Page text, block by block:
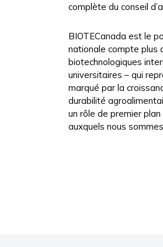
complète du conseil
BIOTECanada est le
nationale compte plus
biotechnologiques
universitaires – qui
marqué par la
durabilité
un rôle de premier
auxquels nous